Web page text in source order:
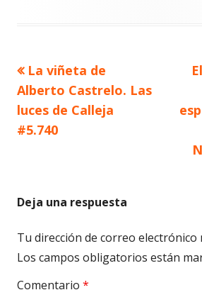
Navegación
de
entradas
Artículo
anterior
La viñeta de
Alberto Castrelo. Las
luces de Calleja
#5.740
Deja una respuesta
Tu dirección de correo electrónico
Los campos obligatorios están
Comentario *